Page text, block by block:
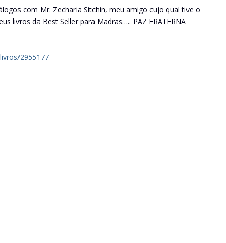
com Mr. Zecharia Sitchin, meu amigo cujo qual tive o
livros da Best Seller para Madras….. PAZ FRATERNA
2955177